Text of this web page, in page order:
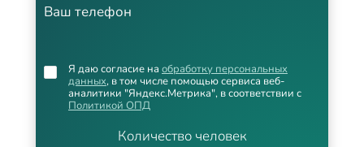
Ваш телефон
Количество человек
Я даю согласие на обработку персональных
данных, в том числе помощью сервиса веб-
аналитики "Яндекс.Метрика", в соответствии с
Политикой ОПД